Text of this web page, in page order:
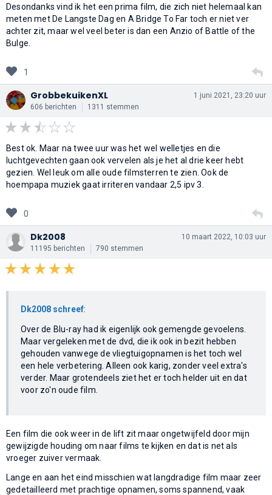
Desondanks vind ik het een prima film, die zich niet helemaal kan
meten met De Langste Dag en A Bridge To Far toch er niet ver
achter zit, maar wel veel beter is dan een Anzio of Battle of the
Bulge.
1
GrobbekuikenXL
606 berichten 1311 stemmen
1 juni 2021, 23:20 uur
Best ok. Maar na twee uur was het wel welletjes en die
luchtgevechten gaan ook vervelen als je het al drie keer hebt
gezien. Wel leuk om alle oude filmsterren te zien. Ook de
hoempapa muziek gaat irriteren vandaar 2,5 ipv 3.
0
Dk2008
11195 berichten 790 stemmen
10 maart 2022, 10:03 uur
Dk2008 schreef:
Over de Blu-ray had ik eigenlijk ook gemengde gevoelens.
Maar vergeleken met de dvd, die ik ook in bezit hebben
gehouden vanwege de vliegtuigopnamen is het toch wel
een hele verbetering. Alleen ook karig, zonder veel extra's
verder. Maar grotendeels ziet het er toch helder uit en dat
voor zo'n oude film.
Een film die ook weer in de lift zit maar ongetwijfeld door mijn
gewijzigde houding om naar films te kijken en dat is net als
vroeger zuiver vermaak.
Lange en aan het eind misschien wat langdradige film maar zeer
gedetailleerd met prachtige opnamen, soms spannend, vaak